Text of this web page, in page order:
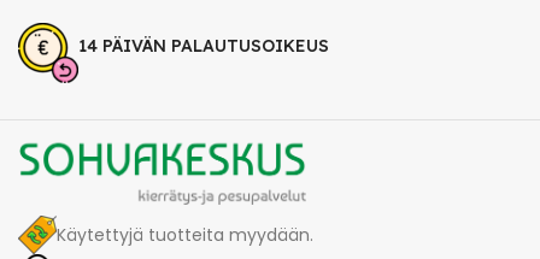
14 PÄIVÄN PALAUTUSOIKEUS
Käytettyjä tuotteita myydään.